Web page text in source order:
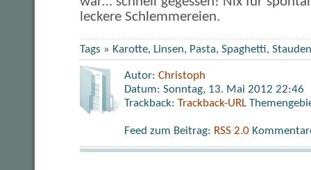
leckere Schlemmereien.
Tags » Karotte, Linsen, Pasta, Spaghetti,
Autor: Christoph
Datum: Sonntag, 13. Mai 2012 22:46
Trackback: Trackback-URL
Feed zum Beitrag: RSS 2.0